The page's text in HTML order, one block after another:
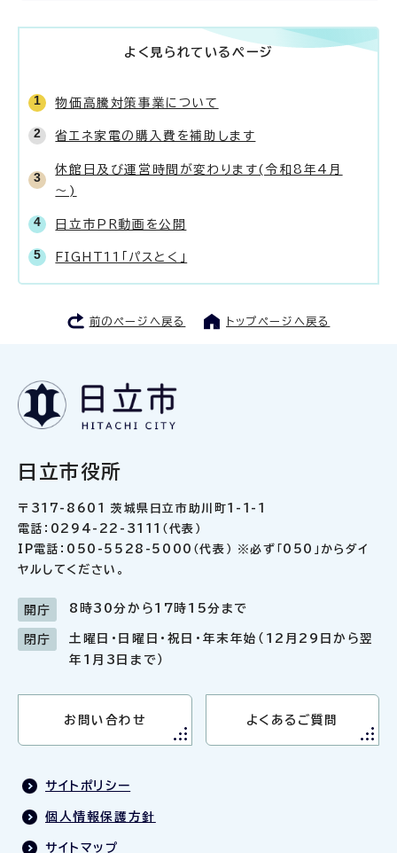
よく見られているページ
物価高騰対策事業について
省エネ家電の購入費を補助します
休館日及び運営時間が変わります(令和8年4月
～)
日立市PR動画を公開
FIGHT11「パスとく」
前のページへ戻る トップページへ戻る
日立市役所
〒317-8601 茨城県日立市助川町1-1-1
電話：0294-22-3111（代表）
IP電話：050-5528-5000（代表） ※必ず「050」からダイ
ヤルしてください。
開庁 8時30分から17時15分まで
閉庁
土曜日・日曜日・祝日・年末年始（12月29日から翌
年1月3日まで）
お問い合わせ よくあるご質問
サイトポリシー
個人情報保護方針
サイトマップ